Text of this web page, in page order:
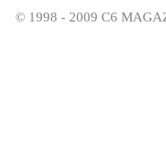
© 1998 - 2009 C6